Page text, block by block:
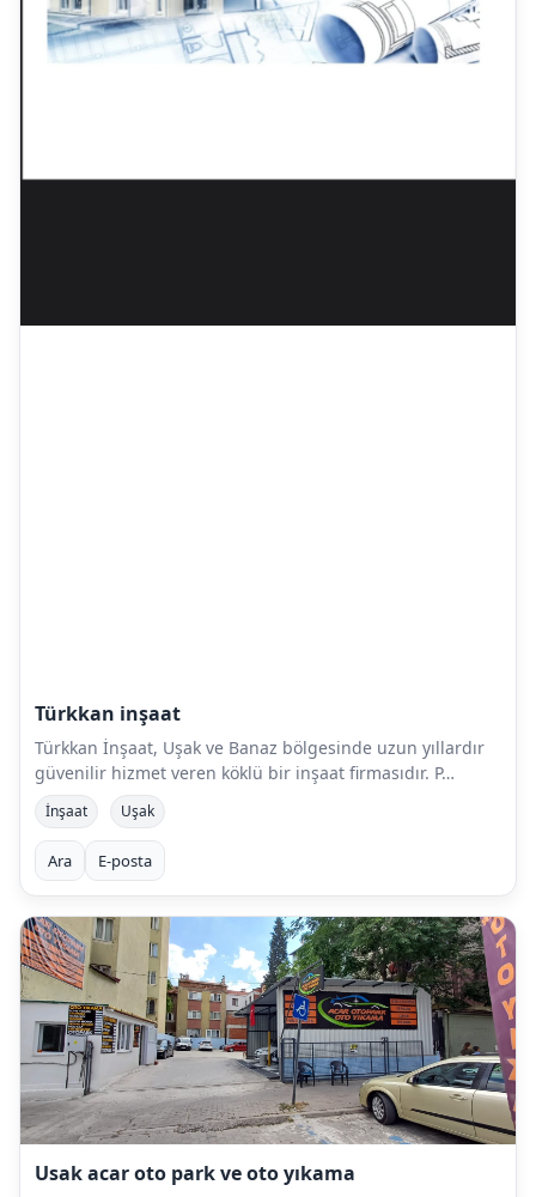
Türkkan inşaat
Türkkan İnşaat, Uşak ve Banaz bölgesinde uzun yıllardır
güvenilir hizmet veren köklü bir inşaat firmasıdır. P…
İnşaat Uşak
Ara E-posta
Usak acar oto park ve oto yıkama